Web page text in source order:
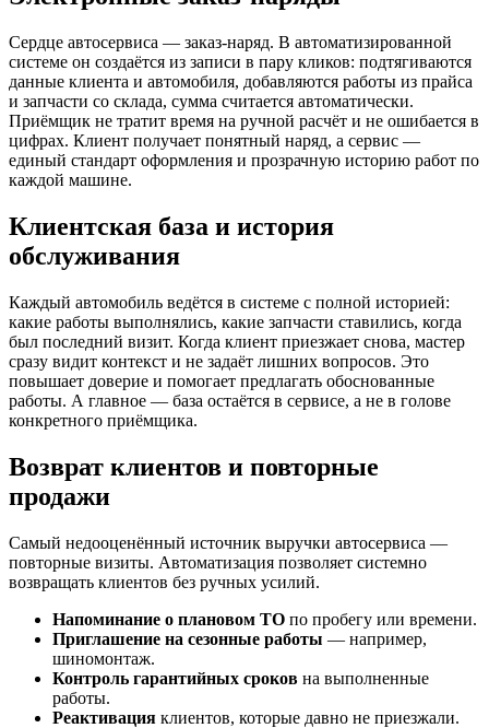
Сердце автосервиса — заказ-наряд. В автоматизированной
системе он создаётся из записи в пару кликов: подтягиваются
данные клиента и автомобиля, добавляются работы из прайса
и запчасти со склада, сумма считается автоматически.
Приёмщик не тратит время на ручной расчёт и не ошибается в
цифрах. Клиент получает понятный наряд, а сервис —
единый стандарт оформления и прозрачную историю работ по
каждой машине.
Клиентская база и история
обслуживания
Каждый автомобиль ведётся в системе с полной историей:
какие работы выполнялись, какие запчасти ставились, когда
был последний визит. Когда клиент приезжает снова, мастер
сразу видит контекст и не задаёт лишних вопросов. Это
повышает доверие и помогает предлагать обоснованные
работы. А главное — база остаётся в сервисе, а не в голове
конкретного приёмщика.
Возврат клиентов и повторные
продажи
Самый недооценённый источник выручки автосервиса —
повторные визиты. Автоматизация позволяет системно
возвращать клиентов без ручных усилий.
Напоминание о плановом ТО по пробегу или времени.
Приглашение на сезонные работы — например,
шиномонтаж.
Контроль гарантийных сроков на выполненные
работы.
Реактивация клиентов, которые давно не приезжали.